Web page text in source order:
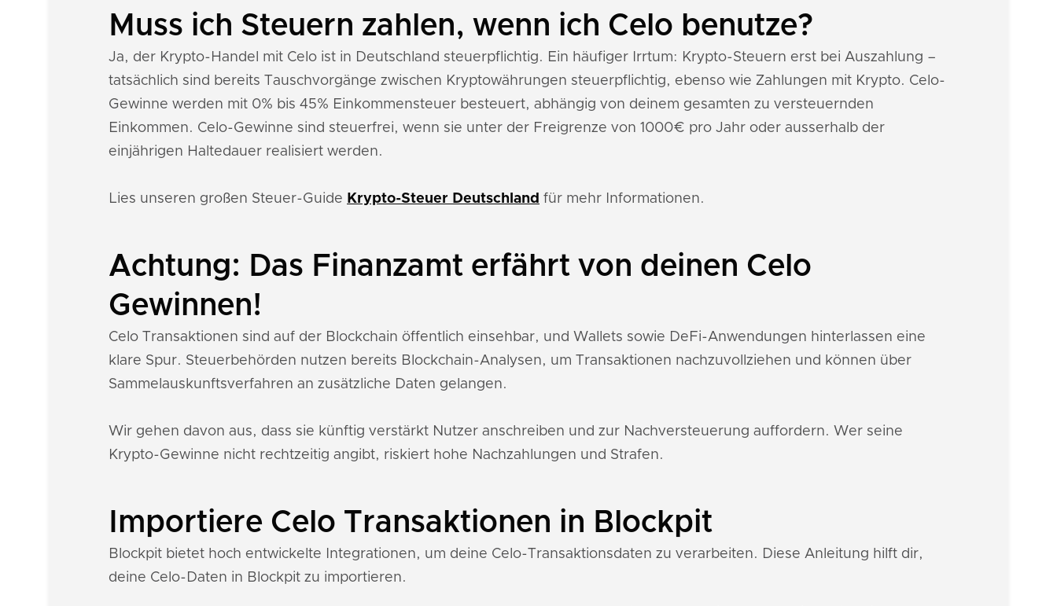
Muss ich Steuern zahlen, wenn ich Celo benutze?
Ja, der Krypto-Handel mit Celo ist in Deutschland steuerpflichtig. Ein häufiger Irrtum: Krypto-Steuern erst bei Auszahlung –
tatsächlich sind bereits Tauschvorgänge zwischen Kryptowährungen steuerpflichtig, ebenso wie Zahlungen mit Krypto. Celo-
Gewinne werden mit 0% bis 45% Einkommensteuer besteuert, abhängig von deinem gesamten zu versteuernden
Einkommen. Celo-Gewinne sind steuerfrei, wenn sie unter der Freigrenze von 1000€ pro Jahr oder ausserhalb der
einjährigen Haltedauer realisiert werden.
Lies unseren großen Steuer-Guide Krypto-Steuer Deutschland für mehr Informationen.
Achtung: Das Finanzamt erfährt von deinen Celo
Gewinnen!
Celo Transaktionen sind auf der Blockchain öffentlich einsehbar, und Wallets sowie DeFi-Anwendungen hinterlassen eine
klare Spur. Steuerbehörden nutzen bereits Blockchain-Analysen, um Transaktionen nachzuvollziehen und können über
Sammelauskunftsverfahren an zusätzliche Daten gelangen.
Wir gehen davon aus, dass sie künftig verstärkt Nutzer anschreiben und zur Nachversteuerung auffordern. Wer seine
Krypto-Gewinne nicht rechtzeitig angibt, riskiert hohe Nachzahlungen und Strafen.
Importiere Celo Transaktionen in Blockpit
Blockpit bietet hoch entwickelte Integrationen, um deine Celo-Transaktionsdaten zu verarbeiten. Diese Anleitung hilft dir,
deine Celo-Daten in Blockpit zu importieren.